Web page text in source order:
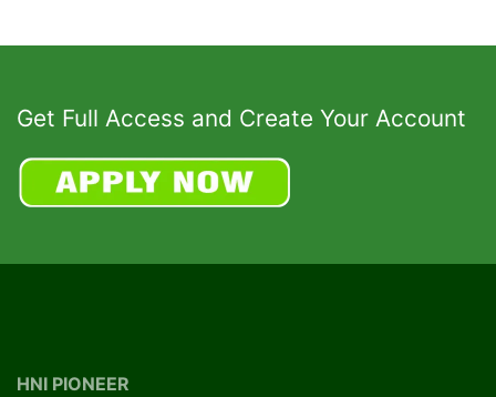
Get Full Access and Create Your Account
HNI PIONEER